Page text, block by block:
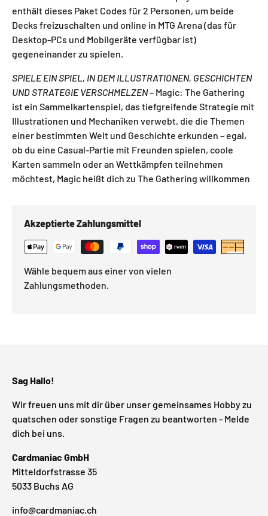
enthält dieses Paket Codes für 2 Personen, um beide
Decks freizuschalten und online in MTG Arena (das für
Desktop-PCs und Mobilgeräte verfügbar ist)
gegeneinander zu spielen.
SPIELE EIN SPIEL, IN DEM ILLUSTRATIONEN, GESCHICHTEN
UND STRATEGIE VERSCHMELZEN– Magic: The Gathering
ist ein Sammelkartenspiel, das tiefgreifende Strategie mit
Illustrationen und Mechaniken verwebt, die die Themen
einer bestimmten Welt und Geschichte erkunden – egal,
ob du eine Casual-Partie mit Freunden spielen, coole
Karten sammeln oder an Wettkämpfen teilnehmen
möchtest, Magic heißt dich zu The Gathering willkommen
Akzeptierte Zahlungsmittel
Wähle bequem aus einer von vielen
Zahlungsmethoden.
Sag Hallo!
Wir freuen uns mit dir über unser gemeinsames Hobby zu
quatschen oder sonstige Fragen zu beantworten - Melde
dich bei uns.
Cardmaniac GmbH
Mitteldorfstrasse 35
5033 Buchs AG
info@cardmaniac.ch